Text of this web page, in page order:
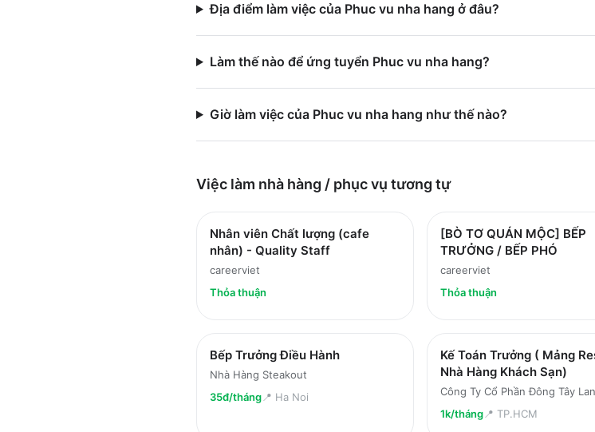
Địa điểm làm việc của Phuc vu nha hang ở đâu?
Làm thế nào để ứng tuyển Phuc vu nha hang?
Giờ làm việc của Phuc vu nha hang như thế nào?
Việc làm nhà hàng / phục vụ tương tự
Nhân viên Chất lượng (cafe
nhân) - Quality Staff
careerviet
Thỏa thuận
[BÒ TƠ QUÁN MỘC] BẾP
TRƯỞNG / BẾP PHÓ
careerviet
Thỏa thuận
Bếp Trưởng Điều Hành
Nhà Hàng Steakout
35đ/tháng📍 Ha Noi
Kế Toán Trưởng ( Mảng
Nhà Hàng Khách Sạn)
Công Ty Cổ Phần Đông Tây
1k/tháng📍 TP.HCM